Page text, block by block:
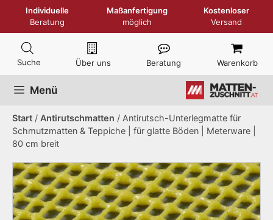
Individuelle
Beratung
Maßanfertigung
möglich
Kostenloser
Versand
Über uns Beratung Warenkorb
Menü
Start / Antirutschmatten / Antirutsch-Unterlegmatte für
Schmutzmatten & Teppiche | für glatte Böden | Meterware |
80 cm breit